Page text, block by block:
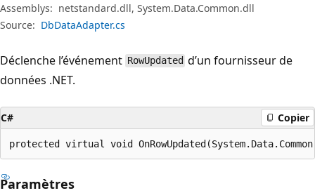
Assemblys: netstandard.dll, System.Data.Common.dll
Source: DbDataAdapter.cs
Déclenche l’événement RowUpdated d’un fournisseur de
données .NET.
C# Copier
protected virtual void
Paramètres